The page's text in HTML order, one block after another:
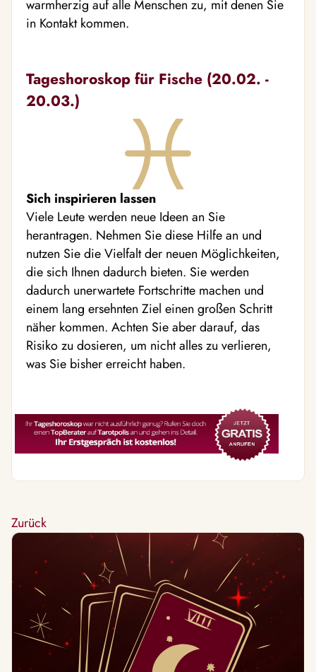
warmherzig auf alle Menschen zu, mit denen Sie
in Kontakt kommen.
Tageshoroskop für Fische (20.02. -
20.03.)
Sich inspirieren lassen
Viele Leute werden neue Ideen an Sie
herantragen. Nehmen Sie diese Hilfe an und
nutzen Sie die Vielfalt der neuen Möglichkeiten,
die sich Ihnen dadurch bieten. Sie werden
dadurch unerwartete Fortschritte machen und
einem lang ersehnten Ziel einen großen Schritt
näher kommen. Achten Sie aber darauf, das
Risiko zu dosieren, um nicht alles zu verlieren,
was Sie bisher erreicht haben.
Zurück